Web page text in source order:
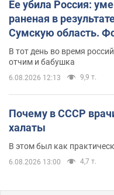
Ее убила Россия:
раненая в
Сумскую область.
В тот день во время
отчим и бабушка
6.08.2026 12:13 9,9 т.
Почему в СССР
халаты
В этом был как
6.08.2026 13:00 4,7 т.